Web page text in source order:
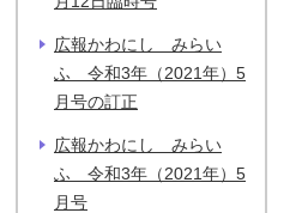
広報かわにし みらい
ふ 令和3年（2021年）5
月号の訂正
広報かわにし みらい
ふ 令和3年（2021年）5
月号